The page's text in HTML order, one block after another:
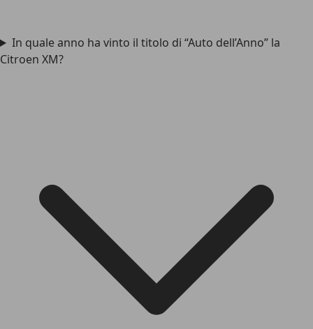
In quale anno ha vinto il titolo di “Auto dell’Anno” la
Citroen XM?